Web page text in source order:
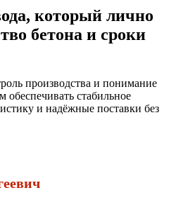
который лично
бетона и сроки
производства и понимание
обеспечивать стабильное
и надёжные поставки без